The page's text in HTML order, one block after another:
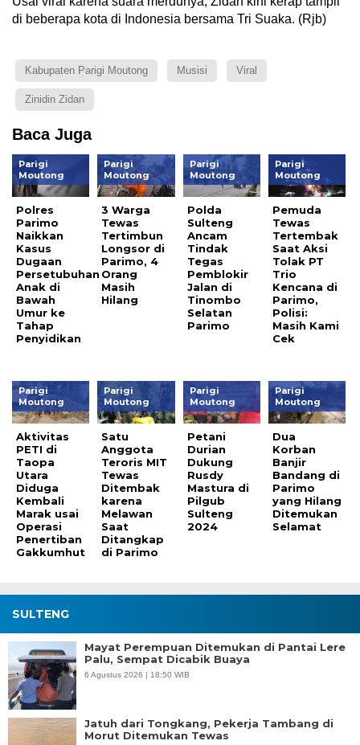
di beberapa kota di Indonesia bersama Tri Suaka. (Rjb)
Kabupaten Parigi Moutong Musisi Viral
Zinidin Zidan
Baca Juga
Parigi
Moutong
Polres
Parimo
Naikkan
Kasus
Dugaan
Persetubuhan
Anak di
Bawah
Umur ke
Tahap
Penyidikan
Parigi
Moutong
3 Warga
Tewas
Tertimbun
Longsor di
Parimo, 4
Orang
Masih
Hilang
Parigi
Moutong
Polda
Sulteng
Ancam
Tindak
Tegas
Pemblokir
Jalan di
Tinombo
Selatan
Parimo
Parigi
Moutong
Pemuda
Tewas
Tertembak
Saat Aksi
Tolak PT
Trio
Kencana di
Parimo,
Polisi:
Masih Kami
Cek
Parigi
Moutong
Aktivitas
PETI di
Taopa
Utara
Diduga
Kembali
Marak usai
Operasi
Penertiban
Gakkumhut
Parigi
Moutong
Satu
Anggota
Teroris MIT
Tewas
Ditembak
karena
Melawan
Saat
Ditangkap
di Parimo
Parigi
Moutong
Petani
Durian
Dukung
Rusdy
Mastura di
Pilgub
Sulteng
2024
Parigi
Moutong
Dua
Korban
Banjir
Bandang di
Parimo
yang Hilang
Ditemukan
Selamat
SULTENG
Mayat Perempuan Ditemukan di Pantai Lere
Palu, Sempat Dicabik Buaya
6 Agustus 2026 | 18:50 WIB
Jatuh dari Tongkang, Pekerja Tambang di
Morut Ditemukan Tewas